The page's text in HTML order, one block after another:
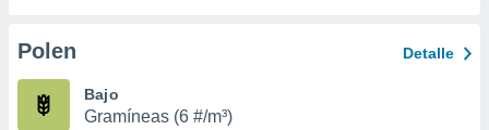
e
mediante
Polen Detalle
Bajo
Gramíneas (6 #/m³)